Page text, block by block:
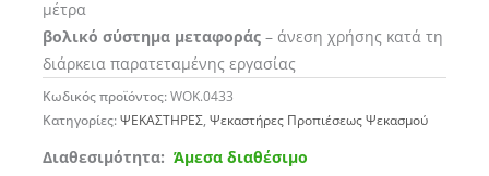
μέτρα
βολικό σύστημα μεταφοράς– άνεση χρήσης κατά τη
διάρκεια παρατεταμένης εργασίας
Κωδικός προϊόντος:WOK.0433
Κατηγορίες:ΨΕΚΑΣΤΗΡΕΣ,Ψεκαστήρες Προπιέσεως Ψεκασμού
Διαθεσιμότητα: Άμεσα διαθέσιμο
KWAZAR